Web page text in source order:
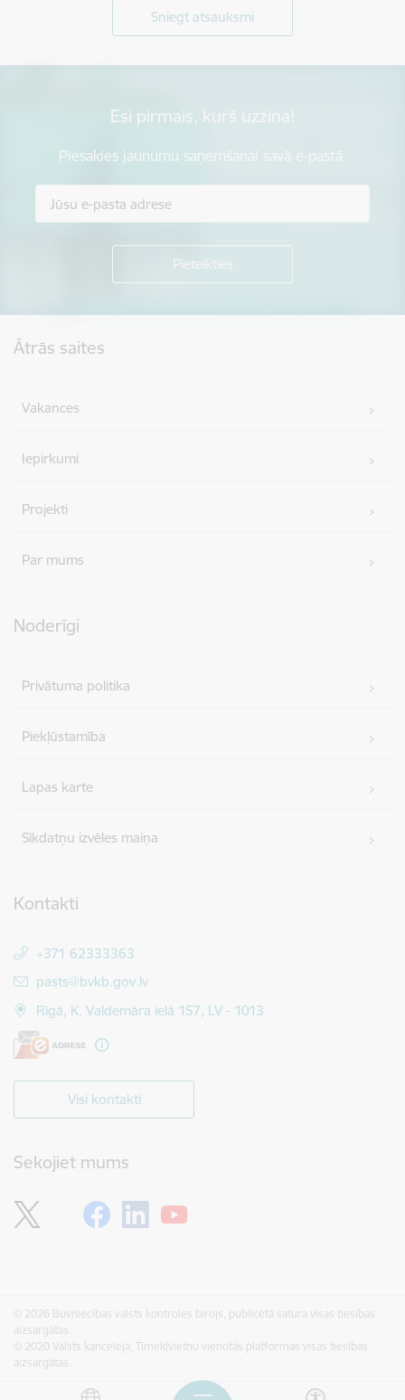
Sniegt atsauksmi
Esi pirmais, kurš uzzina!
Piesakies jaunumu saņemšanai savā e-pastā.
Ātrās saites
Vakances
Iepirkumi
Projekti
Par mums
Noderīgi
Privātuma politika
Piekļūstamība
Lapas karte
Sīkdatņu izvēles maiņa
Kontakti
+371 62333363
E-pasts:
pasts@bvkb.gov.lv
Rīgā, K. Valdemāra ielā 157, LV - 1013
Visi kontakti
Sekojiet mums
© 2026 Būvniecības valsts kontroles birojs, publicētā satura visas tiesības
aizsargātas.
© 2020 Valsts kanceleja, Tīmekļvietņu vienotās platformas visas tiesības
aizsargātas.